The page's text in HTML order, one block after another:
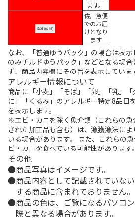
ます。
佐川急便
でのお届
けとなり
ます
なお、「普通ゆうパック」の場合は表
のみチルドゆうパック」などとなる場
ず、商品内容欄にその旨を表示していま
アレルギー情報について
商品に「小麦」「そば」「卵」「乳」
に」「くるみ」のアレルギー特定8品目
を表示します。
※エビ・カニを除く魚介類（これらの
された加工品も含む）は、漁獲漁法に
いる場合があります。 また、これらの
ビ・カニを食べている可能性があります。
その他
商品写真はイメージです。
商品内容として記載されていな
する商品に含まれておりません。
商品の色は、ご覧になるパソコ
際と異なる場合があります。